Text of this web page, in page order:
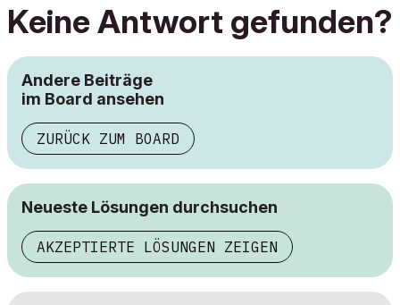
Keine Antwort gefunden?
Andere Beiträge
im Board ansehen
ZURÜCK ZUM BOARD
Neueste Lösungen durchsuchen
AKZEPTIERTE LÖSUNGEN ZEIGEN